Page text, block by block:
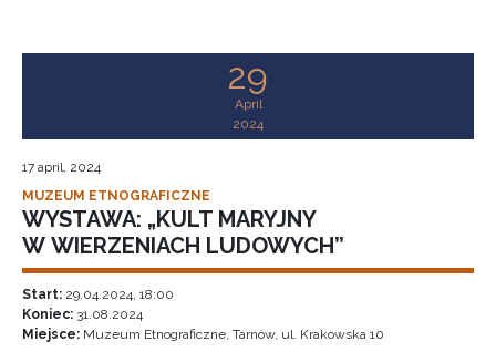
29
April
2024
17 april, 2024
MUZEUM ETNOGRAFICZNE
WYSTAWA: „KULT MARYJNY
W WIERZENIACH LUDOWYCH”
Start: 29.04.2024, 18:00
Koniec: 31.08.2024
Miejsce: Muzeum Etnograficzne, Tarnów, ul. Krakowska 10